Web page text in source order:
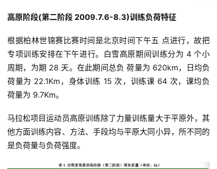
运
集
高原阶段(第二阶段 2009.7.6-8.3)训练负荷特征
根据柏林世锦赛比赛时间是北京时间下午五 点进行，故把
专项训练安排在下午进行。白雪高原期间训练分为 4 个小
周期，为期 28 天。在此期间总负 荷量为 620km，日均负
荷量为 22.1Km，身体训练 15 次，训练课 64 次，课均负
荷量为 9.7Km。
马拉松项目运动员高原训练除了力量训练量大于平原外，其
他方面训练内容、方法、手段均与平原大同小异，所不同的
是负荷量与负荷强度。